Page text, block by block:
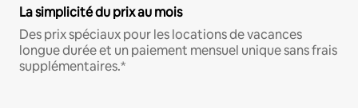
La simplicité du prix au mois
Des prix spéciaux pour les locations de vacances
longue durée et un paiement mensuel unique sans frais
supplémentaires.*